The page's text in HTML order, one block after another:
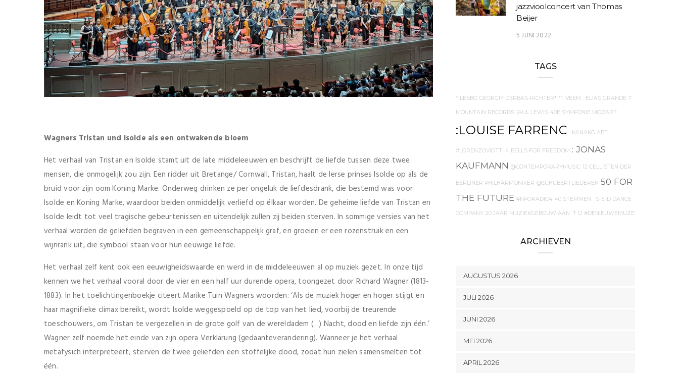
Wagners Tristan und Isolde als een ontwakende bloem
Het verhaal van Tristan en Isolde stamt uit de late middeleeuwen en beschrijft de liefde tussen deze twee
mensen, die onmogelijk zou zijn. Een ridder uit Bretange/ Cornwall, Tristan, haalt de Ierse prinses Isolde op als de
bruid voor zijn oom Koning Marke. Onderweg drinken ze per ongeluk de liefdesdrank, die bestemd was voor
Isolde en Koning Marke, waardoor beiden onmiddelijk verliefd op élkaar worden. De geheime liefde van Tristan en
Isolde leidt tot veel tragische gebeurtenissen en uitendelijk zullen zij beiden sterven. In sommige versies van het
verhaal worden de geliefden begraven in een gemeenschappelijk graf, en groeien er een rozenstruik en een
wijnrank uit, die symbool staan voor hun eeuwige liefde.
Het verhaal zelf kent ook een eeuwigheidswaarde en werd in de middeleeuwen al op muziek gezet. In onze tijd
kennen we het verhaal vooral door de vier en een half uur durende opera, toongezet door Richard Wagner (1813-
1883). In het toelichtingenboekje citeert Marike Tuin Wagners woorden: ‘Als de muziek hoger en hoger stijgt en
haar magnifieke climax bereikt, wordt Isolde weggespoeld op de top van het lied, voorbij de treurende
toeschouwers, om Tristan te vergezellen in de grote golf van de wereldadem (…) Nacht, dood en liefde zijn één.’
Wagner zelf noemde het einde van zijn opera Verklärung (gedaanteverandering). Wanneer je het verhaal
metafysich interpreteert, sterven de twee geliefden een stoffelijke dood, zodat hun zielen samensmelten tot
één.
jazzvioolconcert van Thomas
Beijer
5 JUNI 2022
TAGS
* LESBO GEORGIY DERBAS-RICHTER* 'T VEEM . ELIAS GRANDE 7
MOUNTAIN RECORDS {AUL LEWIS 40E SYMFONIE MOZART
:LOUISE FARRENC . KANAKO ABE
#LORENZOVIOTTI 4 BELLS FOR FREEDOM : JONAS
KAUFMANN @CONTEMPORARYMUSIC 12 CELLISTEN DER
BERLINER PHILHARMONIKER @SCHUBERTLIEDEREN 50 FOR
THE FUTURE #NPORADIO4 40 STEMMEN . S-E-D DANCE
COMPANY 20 JAAR MUZIEKGEBOUW AAN 'T IJ #DENIEUWEMUZE
ARCHIEVEN
AUGUSTUS 2026
JULI 2026
JUNI 2026
MEI 2026
APRIL 2026